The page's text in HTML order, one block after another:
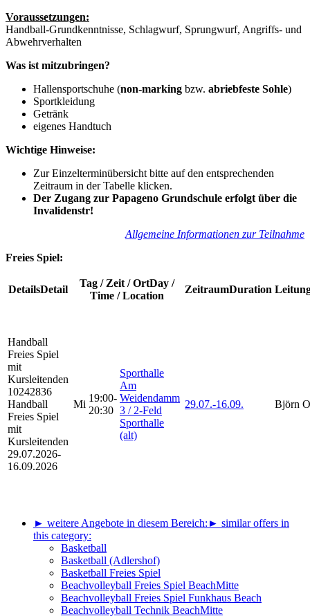
Voraussetzungen:
Handball-Grundkenntnisse, Schlagwurf, Sprungwurf, Angriffs- und
Abwehrverhalten
Was ist mitzubringen?
Hallensportschuhe (non-marking bzw. abriebfeste Sohle)
Sportkleidung
Getränk
eigenes Handtuch
Wichtige Hinweise:
Zur Einzelterminübersicht bitte auf den entsprechenden
Zeitraum in der Tabelle klicken.
Der Zugang zur Papageno Grundschule erfolgt über die
Invalidenstr!
Allgemeine Informationen zur Teilnahme
Freies Spiel:
DetailsDetail
Tag / Zeit / OrtDay /
Time / Location
ZeitraumDuration
Handball
Freies Spiel
mit
Kursleitenden
10242836
Handball
Freies Spiel
mit
Kursleitenden
29.07.2026-
16.09.2026
Mi
19:00-
20:30
Sporthalle
Am
Weidendamm
3 / 2-Feld
Sporthalle
(alt)
29.07.-16.09. Björn
► weitere Angebote in diesem Bereich: ► similar offers in
this category:
Basketball
Basketball (Adlershof)
Basketball Freies Spiel
Beachvolleyball Freies Spiel BeachMitte
Beachvolleyball Freies Spiel Funkhaus Beach
Beachvolleyball Technik BeachMitte